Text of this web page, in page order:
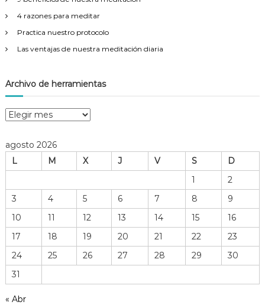
4 razones para meditar
Practica nuestro protocolo
Las ventajas de nuestra meditación diaria
Archivo de herramientas
A
h
o
h
r
r
m
i
agosto 2026
L
M X J V S
D
1
2
3
4 5 6 7 8
9
10
11 12 13 14 15
16
17
18 19 20 21 22
23
24
25 26 27 28 29
30
31
« Abr